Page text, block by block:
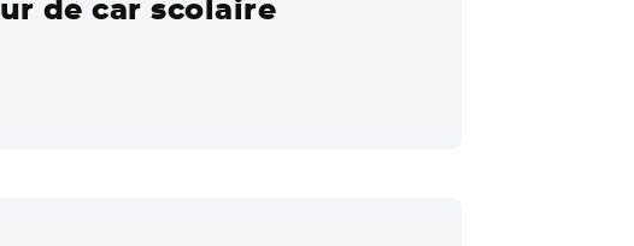
de car scolaire